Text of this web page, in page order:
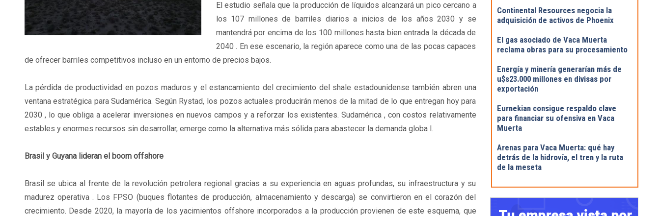
El estudio señala que la producción de líquidos alcanzará un pico cercano a
los 107 millones de barriles diarios a inicios de los años 2030 y se
mantendrá por encima de los 100 millones hasta bien entrada la década de
2040 . En ese escenario, la región aparece como una de las pocas capaces
de ofrecer barriles competitivos incluso en un entorno de precios bajos.
La pérdida de productividad en pozos maduros y el estancamiento del crecimiento del shale estadounidense también abren una
ventana estratégica para Sudamérica. Según Rystad, los pozos actuales producirán menos de la mitad de lo que entregan hoy para
2030 , lo que obliga a acelerar inversiones en nuevos campos y a reforzar los existentes. Sudamérica , con costos relativamente
estables y enormes recursos sin desarrollar, emerge como la alternativa más sólida para abastecer la demanda globa l.
Brasil y Guyana lideran el boom offshore
Brasil se ubica al frente de la revolución petrolera regional gracias a su experiencia en aguas profundas, su infraestructura y su
madurez operativa . Los FPSO (buques flotantes de producción, almacenamiento y descarga) se convirtieron en el corazón del
crecimiento. Desde 2020, la mayoría de los yacimientos offshore incorporados a la producción provienen de este esquema, que
Continental Resources negocia la
adquisición de activos de Phoenix
El gas asociado de Vaca Muerta
reclama obras para su procesamiento
Energía y minería generarían más de
u$s23.000 millones en divisas por
exportación
Eurnekian consigue respaldo clave
para financiar su ofensiva en Vaca
Muerta
Arenas para Vaca Muerta: qué hay
detrás de la hidrovía, el tren y la ruta
de la meseta